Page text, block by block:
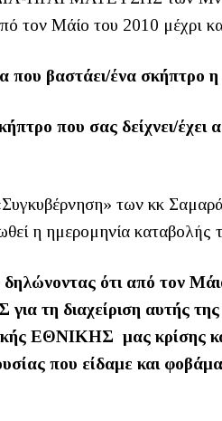
τον Μάίο του 2010 μέχρι
που βαστάει/ένα σκήπτρο
που σας δείχνει/έχει
των κκ
η ημερομηνία καταβολής
ότι από τον
τη διαχείριση αυτής της
ΕΘΝΙΚΗΣ μας κρίσης
που είδαμε και